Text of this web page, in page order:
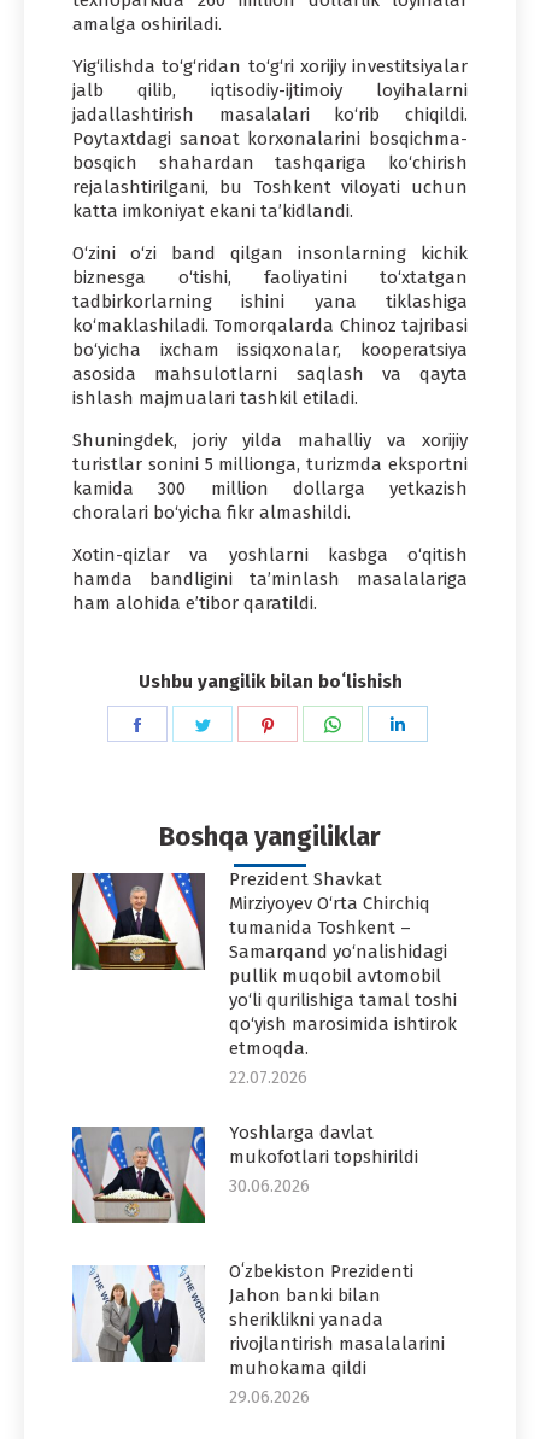
amalga oshiriladi.
Yig‘ilishda to‘g‘ridan to‘g‘ri xorijiy investitsiyalar
jalb qilib, iqtisodiy-ijtimoiy loyihalarni
jadallashtirish masalalari ko‘rib chiqildi.
Poytaxtdagi sanoat korxonalarini bosqichma-
bosqich shahardan tashqariga ko‘chirish
rejalashtirilgani, bu Toshkent viloyati uchun
katta imkoniyat ekani ta’kidlandi.
O‘zini o‘zi band qilgan insonlarning kichik
biznesga o‘tishi, faoliyatini to‘xtatgan
tadbirkorlarning ishini yana tiklashiga
ko‘maklashiladi. Tomorqalarda Chinoz tajribasi
bo‘yicha ixcham issiqxonalar, kooperatsiya
asosida mahsulotlarni saqlash va qayta
ishlash majmualari tashkil etiladi.
Shuningdek, joriy yilda mahalliy va xorijiy
turistlar sonini 5 millionga, turizmda eksportni
kamida 300 million dollarga yetkazish
choralari bo‘yicha fikr almashildi.
Xotin-qizlar va yoshlarni kasbga o‘qitish
hamda bandligini ta’minlash masalalariga
ham alohida e’tibor qaratildi.
Ushbu yangilik bilan boʻlishish
Share
Share
Share
Share
Boshqa yangiliklar
Prezident Shavkat
Mirziyoyev O‘rta Chirchiq
tumanida Toshkent –
Samarqand yo‘nalishidagi
pullik muqobil avtomobil
yo‘li qurilishiga tamal toshi
qo‘yish marosimida ishtirok
etmoqda.
22.07.2026
Yoshlarga davlat
mukofotlari topshirildi
30.06.2026
Oʻzbekiston Prezidenti
Jahon banki bilan
sheriklikni yanada
rivojlantirish masalalarini
muhokama qildi
29.06.2026